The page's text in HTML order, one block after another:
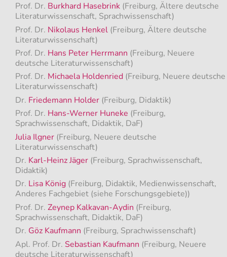
Prof. Dr. Burkhard Hasebrink (Freiburg, Ältere deutsche
Literaturwissenschaft, Sprachwissenschaft)
Prof. Dr. Nikolaus Henkel (Freiburg, Ältere deutsche
Literaturwissenschaft)
Prof. Dr. Hans Peter Herrmann (Freiburg, Neuere
deutsche Literaturwissenschaft)
Prof. Dr. Michaela Holdenried (Freiburg, Neuere deutsche
Literaturwissenschaft)
Dr. Friedemann Holder (Freiburg, Didaktik)
Prof. Dr. Hans-Werner Huneke (Freiburg,
Sprachwissenschaft, Didaktik, DaF)
Julia Ilgner (Freiburg, Neuere deutsche
Literaturwissenschaft)
Dr. Karl-Heinz Jäger (Freiburg, Sprachwissenschaft,
Didaktik)
Dr. Lisa König (Freiburg, Didaktik, Medienwissenschaft,
Anderes Fachgebiet (siehe Forschungsgebiete))
Prof. Dr. Zeynep Kalkavan-Aydin (Freiburg,
Sprachwissenschaft, Didaktik, DaF)
Dr. Göz Kaufmann (Freiburg, Sprachwissenschaft)
Apl. Prof. Dr. Sebastian Kaufmann (Freiburg, Neuere
deutsche Literaturwissenschaft)